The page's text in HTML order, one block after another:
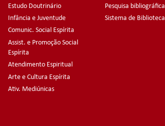
Estudo Doutrinário
Infância e Juventude
Comunic. Social Espírita
Assist. e Promoção Social
Espírita
Atendimento Espiritual
Arte e Cultura Espírita
Ativ. Mediúnicas
Pesquisa bibliográfica
Sistema de Biblioteca